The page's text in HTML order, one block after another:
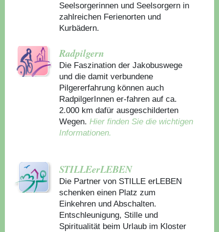
Seelsorgerinnen und Seelsorgern in
zahlreichen Ferienorten und
Kurbädern.
Radpilgern
Die Faszination der Jakobuswege
und die damit verbundene
Pilgererfahrung können auch
RadpilgerInnen er-fahren auf ca.
2.000 km dafür ausgeschilderten
Wegen.Hier finden Sie die wichtigen
Informationen.
STILLEerLEBEN
Die Partner von STILLE erLEBEN
schenken einen Platz zum
Einkehren und Abschalten.
Entschleunigung, Stille und
Spiritualität beim Urlaub im Kloster